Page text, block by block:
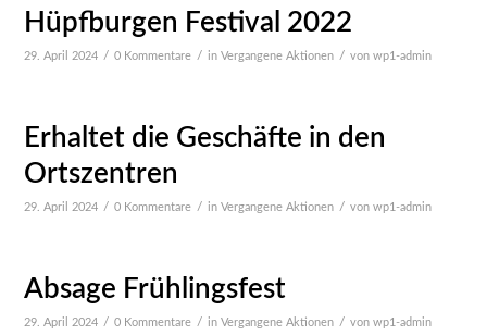
Hüpfburgen Festival 2022
29. April 2024 / 0 Kommentare / inVergangene Aktionen / vonwp1-admin
Erhaltet die Geschäfte in den
Ortszentren
29. April 2024 / 0 Kommentare / inVergangene Aktionen / vonwp1-admin
Absage Frühlingsfest
29. April 2024 / 0 Kommentare / inVergangene Aktionen / vonwp1-admin